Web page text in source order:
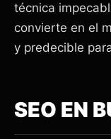
técnica
convierte en el
y predecible
SEO EN